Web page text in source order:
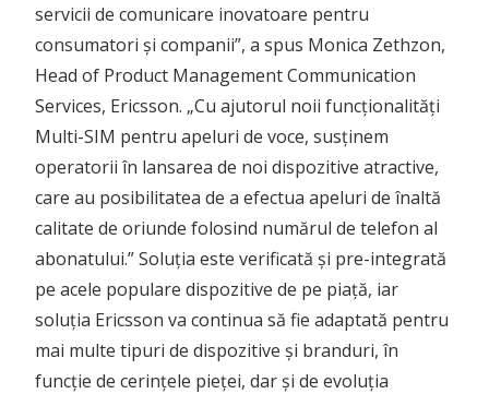
servicii de comunicare inovatoare pentru
consumatori și companii”, a spus Monica Zethzon,
Head of Product Management Communication
Services, Ericsson. „Cu ajutorul noii funcționalități
Multi-SIM pentru apeluri de voce, susținem
operatorii în lansarea de noi dispozitive atractive,
care au posibilitatea de a efectua apeluri de înaltă
calitate de oriunde folosind numărul de telefon al
abonatului.” Soluția este verificată și pre-integrată
pe acele populare dispozitive de pe piață, iar
soluția Ericsson va continua să fie adaptată pentru
mai multe tipuri de dispozitive și branduri, în
funcție de cerințele pieței, dar și de evoluția